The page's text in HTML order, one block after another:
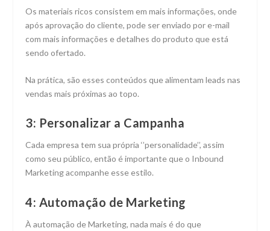
Os materiais ricos consistem em mais informações, onde
após aprovação do cliente, pode ser enviado por e-mail
com mais informações e detalhes do produto que está
sendo ofertado.
Na prática, são esses conteúdos que alimentam leads nas
vendas mais próximas ao topo.
3: Personalizar a Campanha
Cada empresa tem sua própria ‘’personalidade’’, assim
como seu público, então é importante que o Inbound
Marketing acompanhe esse estilo.
4: Automação de Marketing
À automação de Marketing, nada mais é do que